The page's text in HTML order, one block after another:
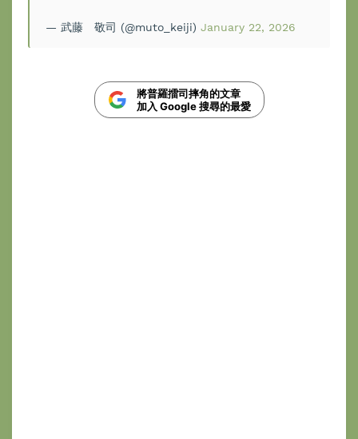
— 武藤 敬司 (@muto_keiji) January 22, 2026
將普羅擂司摔角的文章
加入 Google 搜尋的最愛